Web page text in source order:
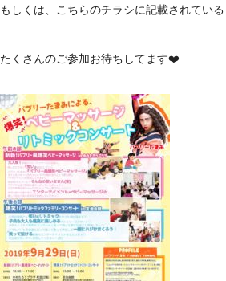
もしくは、こちらのチラシに記載されてい
たくさんのご参加お待ちしてます❤️